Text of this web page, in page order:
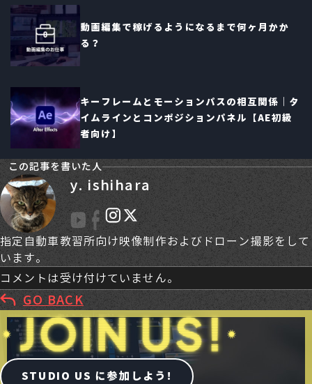
動画編集で稼げるようになるまで何ヶ月かか
る？
キーフレームとモーションパスの相互関係｜タ
イムラインとコンポジションパネル【AE初級
者向け】
この記事を書いた人
y. ishihara
指定自動車教習所向け映像制作およびドローン撮影をして
います。
コメントは受け付けていません。
GO BACK
STUDIO US に参加しよう!